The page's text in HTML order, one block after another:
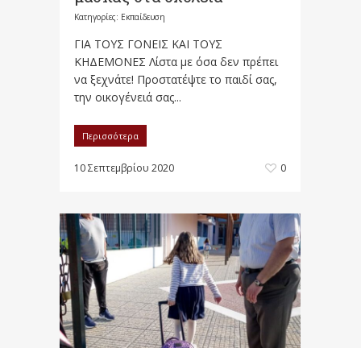
Κατηγορίες: Εκπαίδευση
ΓΙΑ ΤΟΥΣ ΓΟΝΕΙΣ ΚΑΙ ΤΟΥΣ
ΚΗΔΕΜΟΝΕΣ Λίστα με όσα δεν πρέπει
να ξεχνάτε! Προστατέψτε το παιδί σας,
την οικογένειά σας...
Περισσότερα
10 Σεπτεμβρίου 2020 0